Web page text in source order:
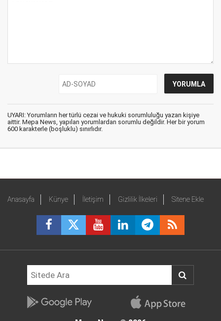
UYARI: Yorumların her türlü cezai ve hukuki sorumluluğu yazan kişiye
aittir. Mepa News, yapılan yorumlardan sorumlu değildir. Her bir yorum
600 karakterle (boşluklu) sınırlıdır.
Anasayfa Künye İletişim Gizlilik İlkeleri Sitene Ekle